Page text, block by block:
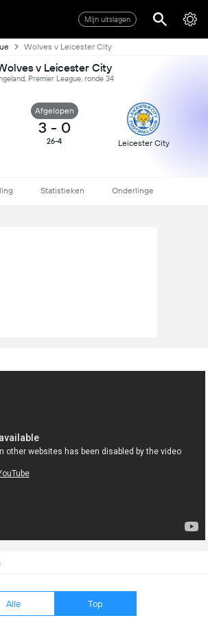
Mijn uitslagen
Wolves v Leicester City
v Leicester City
Premier League, ronde 34
Afgelopen
3 - 0
26-4 Leicester City
Statistieken Onderlinge
Alle Top